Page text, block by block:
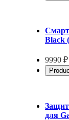
Black
9990 ₽
для